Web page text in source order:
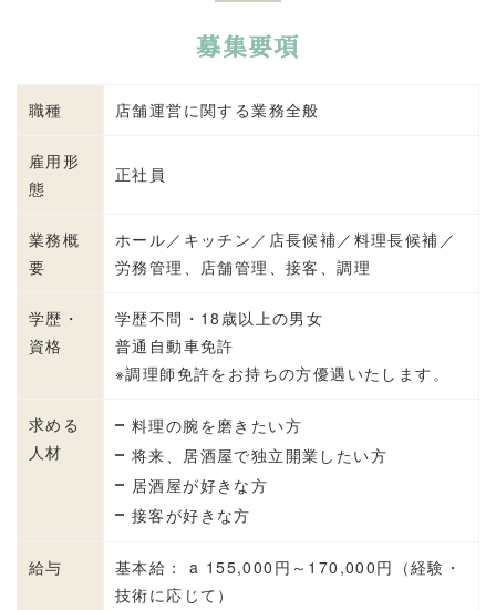
募集要項
職種 店舗運営に関する業務全般
雇用形
態
正社員
業務概
要
ホール／キッチン／店長候補／料理長候補／
労務管理、店舗管理、接客、調理
学歴・
資格
学歴不問・18歳以上の男女
普通自動車免許
※調理師免許をお持ちの方優遇いたします。
求める
人材
料理の腕を磨きたい方
将来、居酒屋で独立開業したい方
居酒屋が好きな方
接客が好きな方
給与
基本給： a 155,000円～170,000円（経験・
技術に応じて）